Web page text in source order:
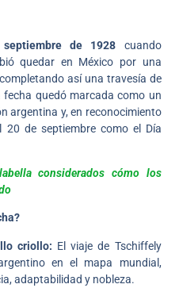
de 1928 cuando
quedar en México por una
así una travesía de
quedó marcada como un
argentina y, en reconocimiento
de septiembre como el Día
considerados cómo los
criollo: El viaje de Tschiffely
en el mapa mundial,
adaptabilidad y nobleza.